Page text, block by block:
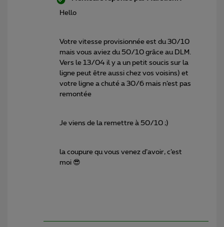
Hello
Votre vitesse provisionnée est du 30/10
mais vous aviez du 50/10 grâce au DLM.
Vers le 13/04 il y a un petit soucis sur la
ligne peut être aussi chez vos voisins) et
votre ligne a chuté a 30/6 mais n’est pas
remontée
Je viens de la remettre à 50/10 ;)
la coupure qu vous venez d’avoir, c’est
moi 😎